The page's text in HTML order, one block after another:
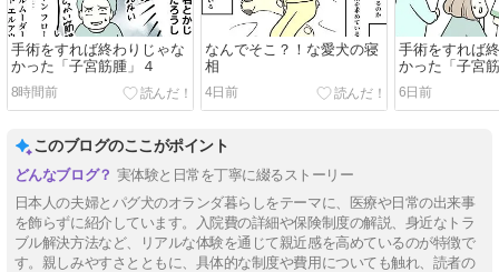
手術をすれば終わりじゃな
かった「子宮筋腫」４
8時間前
なんでそこ？！な愛犬の寝
相
4日前
手術をすれば
かった「子宮
6日前
このブログのここがポイント
実体験と日常を丁寧に綴るストーリー
日本人の夫婦とパグ犬のオランダ暮らしをテーマに、医療や日常の出来事
を飾らずに紹介しています。入院費の詳細や保険制度の解説、身近なトラ
ブル解決方法など、リアルな体験を通じて親近感を高めているのが特徴で
す。親しみやすさとともに、具体的な制度や費用についても触れ、読者の